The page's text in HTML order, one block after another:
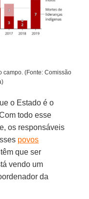
campo. (Fonte: Comissão
o Estado é o
todo esse
os responsáveis
povos
que ser
vendo um
da